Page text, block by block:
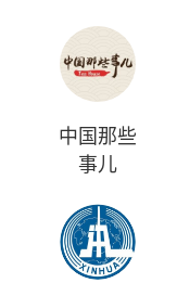
中国那些
事儿